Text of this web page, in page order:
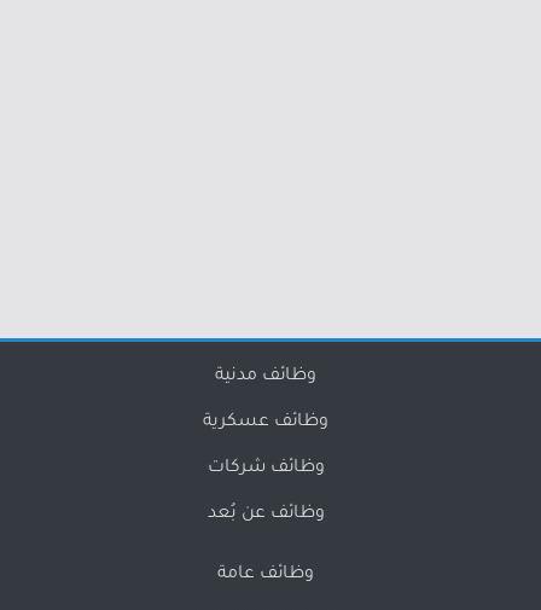
وظائف مدنية
وظائف عسكرية
وظائف شركات
وظائف عن بُعد
وظائف عامة